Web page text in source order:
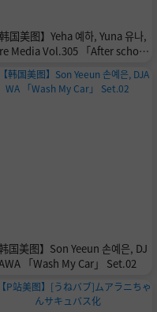
韩国美图】Yeha 예하, Yuna 유나,
Media Vol.305 「After school
韩国美图】Son Yeeun 손예은, DJ
「Wash My Car」 Set.02